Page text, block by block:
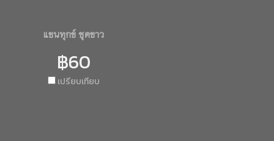
แขนทุกข์ ชุดขาว
฿60
เปรียบเทียบ